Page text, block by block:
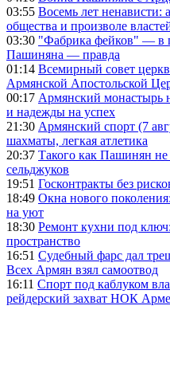
03:55 Восемь лет ненависти:
общества и произволе
03:30 "Фабрика фейков" — в
Пашиняна — правда
01:14 Всемирный совет
Армянской Апостольской
00:17 Армянский монастырь
и надежды на успех
21:30 Армянский спорт (7
шахматы, легкая атлетика
20:37 Такого как Пашинян
сельджуков
19:51 Госконтракты без
18:49 Окна нового
на уют
18:30 Ремонт кухни под
пространство
16:51 Судебный фарс дал
Всех Армян взял самоотвод
16:11 Спорт под каблуком
рейдерский захват НОК